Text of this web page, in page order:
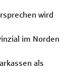
wird
im Norden
als